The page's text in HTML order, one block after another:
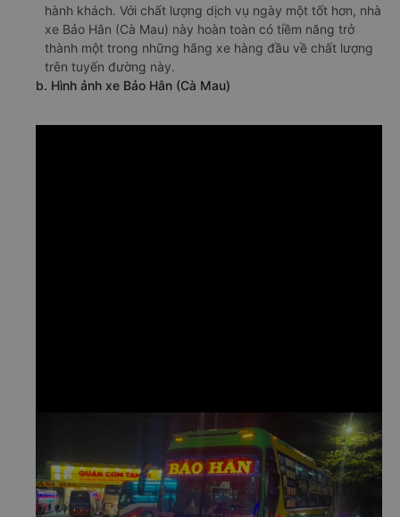
hành khách. Với chất lượng dịch vụ ngày một tốt hơn, nhà
xe Bảo Hân (Cà Mau) này hoàn toàn có tiềm năng trở
thành một trong những hãng xe hàng đầu về chất lượng
trên tuyến đường này.
b. Hình ảnh xe Bảo Hân (Cà Mau)